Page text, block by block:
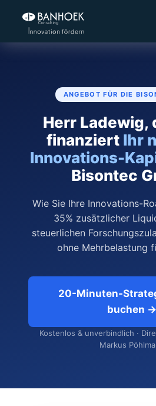
ANGEBOT FÜR DIE
Herr Ladewig,
finanziert Ihr
Innovations-
Bisontec
Wie Sie Ihre Innovations-
35% zusätzlicher
steuerlichen
ohne Mehrbelastung
20-Minuten-
buchen →
Kostenlos & unverbindlich ·
Markus